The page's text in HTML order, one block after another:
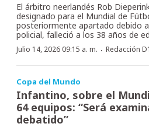
El árbitro neerlandés Rob
designado para el Mundial de
posteriormente apartado debido
policial, falleció a los 38 años de
Julio 14, 2026 09:15 a. m. · Redacción
Copa del Mundo
Infantino, sobre el
64 equipos: “Será
debatido”